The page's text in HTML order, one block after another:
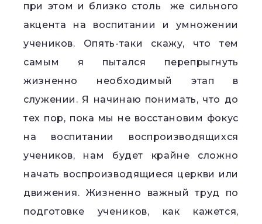
при этом и близко столь же сильного
акцента на воспитании и умножении
учеников. Опять-таки скажу, что тем
самым я пытался перепрыгнуть
жизненно необходимый этап в
служении. Я начинаю понимать, что до
тех пор, пока мы не восстановим фокус
на воспитании воспроизводящихся
учеников, нам будет крайне сложно
начать воспроизводящиеся церкви или
движения. Жизненно важный труд по
подготовке учеников, как кажется,